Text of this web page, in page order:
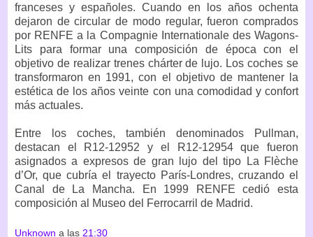
franceses y españoles. Cuando en los años ochenta
dejaron de circular de modo regular, fueron comprados
por RENFE a la Compagnie Internationale des Wagons-
Lits para formar una composición de época con el
objetivo de realizar trenes chárter de lujo. Los coches se
transformaron en 1991, con el objetivo de mantener la
estética de los años veinte con una comodidad y confort
más actuales.
Entre los coches, también denominados Pullman,
destacan el R12-12952 y el R12-12954 que fueron
asignados a expresos de gran lujo del tipo La Flèche
d’Or, que cubría el trayecto París-Londres, cruzando el
Canal de La Mancha. En 1999 RENFE cedió esta
composición al Museo del Ferrocarril de Madrid.
Unknown a las 21:30